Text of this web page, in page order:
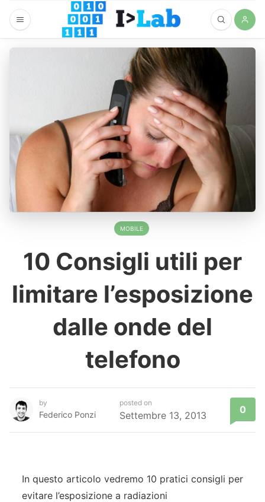
MOBILE
10 Consigli utili per
limitare l’esposizione
dalle onde del
telefono
by
Federico Ponzi
posted on
Settembre 13, 2013 0
In questo articolo vedremo 10 pratici consigli per
evitare l’esposizione a radiazioni